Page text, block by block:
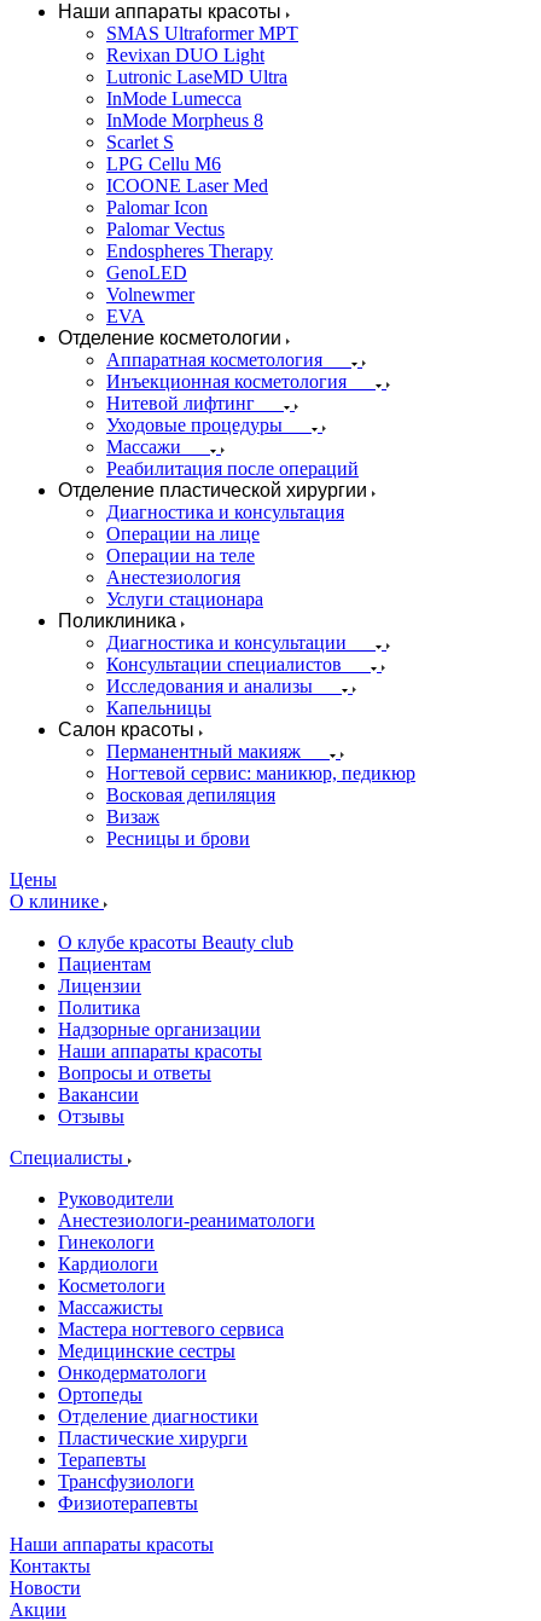
Наши аппараты красоты
SMAS Ultraformer MPT
Revixan DUO Light
Lutronic LaseMD Ultra
InMode Lumecca
InMode Morpheus 8
Scarlet S
LPG Cellu M6
ICOONE Laser Med
Palomar Icon
Palomar Vectus
Endospheres Therapy
GenoLED
Volnewmer
EVA
Отделение косметологии
Аппаратная косметология
Инъекционная косметология
Нитевой лифтинг
Уходовые процедуры
Массажи
Реабилитация после операций
Отделение пластической хирургии
Диагностика и консультация
Операции на лице
Операции на теле
Анестезиология
Услуги стационара
Поликлиника
Диагностика и консультации
Консультации специалистов
Исследования и анализы
Капельницы
Салон красоты
Перманентный макияж
Ногтевой сервис: маникюр, педикюр
Восковая депиляция
Визаж
Ресницы и брови
Цены
О клинике
О клубе красоты Beauty club
Пациентам
Лицензии
Политика
Надзорные организации
Наши аппараты красоты
Вопросы и ответы
Вакансии
Отзывы
Специалисты
Руководители
Анестезиологи-реаниматологи
Гинекологи
Кардиологи
Косметологи
Массажисты
Мастера ногтевого сервиса
Медицинские сестры
Онкодерматологи
Ортопеды
Отделение диагностики
Пластические хирурги
Терапевты
Трансфузиологи
Физиотерапевты
Наши аппараты красоты
Контакты
Новости
Акции